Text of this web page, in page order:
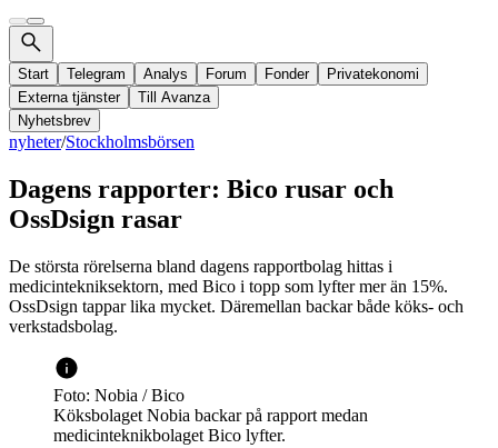
Start Telegram Analys Forum Fonder
Privatekonomi
Externa tjänster
Till Avanza
Nyhetsbrev
nyheter/Stockholmsbörsen
Dagens rapporter: Bico rusar och
OssDsign rasar
De största rörelserna bland dagens rapportbolag hittas i
medicintekniksektorn, med Bico i topp som lyfter mer än 15%.
OssDsign tappar lika mycket. Däremellan backar både köks- och
verkstadsbolag.
Foto: Nobia / Bico
Köksbolaget Nobia backar på rapport medan
medicinteknikbolaget Bico lyfter.